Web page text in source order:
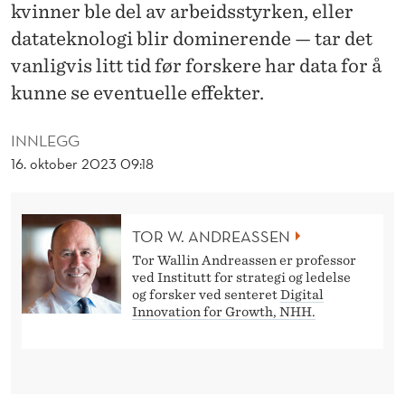
T
R
E
Å
R
INNLEGG
16. oktober 2023 09:18
kvinner ble del av arbeidsstyrken, eller
datateknologi blir dominerende — tar det
vanligvis litt tid før forskere har data for å
kunne se eventuelle effekter.
TOR W. ANDREASSEN
Tor Wallin Andreassen er professor
ved Institutt for strategi og ledelse
og forsker ved senteretDigital
Innovation for Growth, NHH.